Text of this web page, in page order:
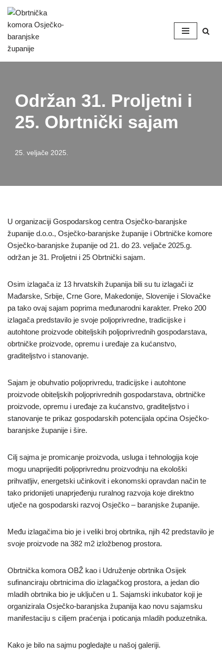
Skip
to
content
Održan 31. Proljetni i
25. Obrtnički sajam
25. veljače 2025.
U organizaciji Gospodarskog centra Osječko-baranjske
županije d.o.o., Osječko-baranjske županije i Obrtničke komore
Osječko-baranjske županije od 21. do 23. veljače 2025.g.
održan je 31. Proljetni i 25 Obrtnički sajam.
Osim izlagača iz 13 hrvatskih županija bili su tu izlagači iz
Mađarske, Srbije, Crne Gore, Makedonije, Slovenije i Slovačke
pa tako ovaj sajam poprima međunarodni karakter. Preko 200
izlagača predstavilo je svoje poljoprivredne, tradicijske i
autohtone proizvode obiteljskih poljoprivrednih gospodarstava,
obrtničke proizvode, opremu i uređaje za kućanstvo,
graditeljstvo i stanovanje.
Sajam je obuhvatio poljoprivredu, tradicijske i autohtone
proizvode obiteljskih poljoprivrednih gospodarstava, obrtničke
proizvode, opremu i uređaje za kućanstvo, graditeljstvo i
stanovanje te prikaz gospodarskih potencijala općina Osječko-
baranjske županije i šire.
Cilj sajma je promicanje proizvoda, usluga i tehnologija koje
mogu unaprijediti poljoprivrednu proizvodnju na ekološki
prihvatljiv, energetski učinkovit i ekonomski opravdan način te
tako pridonijeti unaprjeđenju ruralnog razvoja koje direktno
utječe na gospodarski razvoj Osječko – baranjske županije.
Među izlagačima bio je i veliki broj obrtnika, njih 42 predstavilo je
svoje proizvode na 382 m2 izložbenog prostora.
Obrtnička komora OBŽ kao i Udruženje obrtnika Osijek
sufinanciraju obrtnicima dio izlagačkog prostora, a jedan dio
mladih obrtnika bio je uključen u 1. Sajamski inkubator koji je
organizirala Osječko-baranjska županija kao novu sajamsku
manifestaciju s ciljem praćenja i poticanja mladih poduzetnika.
Kako je bilo na sajmu pogledajte u našoj galeriji.